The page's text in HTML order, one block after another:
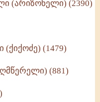
-
(არიზონელი) (2390)
(ქიქოძე) (1479)
(881)